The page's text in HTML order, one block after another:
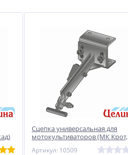
Сцепка универсальная для
мотокультиваторов (МК Крот,
Артикул: 10509